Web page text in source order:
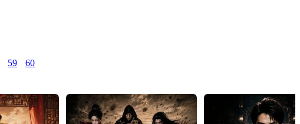
59
60